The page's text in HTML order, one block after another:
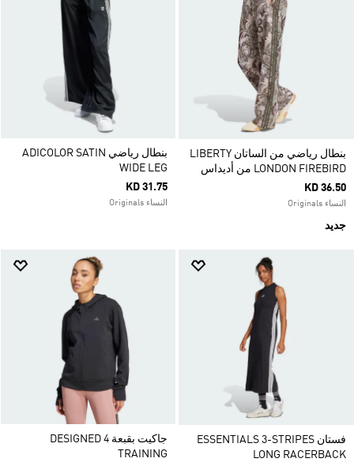
بنطال رياضي من الساتان LIBERTY
LONDON FIREBIRD من أديداس
KD 36.50
النساء Originals
جديد
بنطال رياضي ADICOLOR SATIN
WIDE LEG
KD 31.75
النساء Originals
فستان ESSENTIALS 3-STRIPES
LONG RACERBACK
جاكيت بقبعة DESIGNED 4
TRAINING